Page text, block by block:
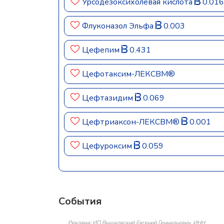
Флуконазол Эльфа 0.003
Цефепим 0.431
Цефотаксим-ЛЕКСВМ®
Цефтазидим 0.069
Цефтриаксон-ЛЕКСВМ® 0.001
Цефуроксим 0.059
События